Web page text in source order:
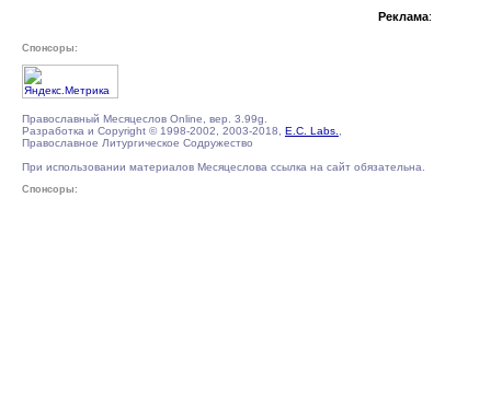
Реклама:
Спонсоры:
Православный Месяцеслов Online, вер. 3.99g.
Разработка и Copyright © 1998-2002, 2003-2018, E.C. Labs.
Православное Литургическое Содружество
При использовании материалов Месяцеслова ссылка на сайт обязательна.
Спонсоры: